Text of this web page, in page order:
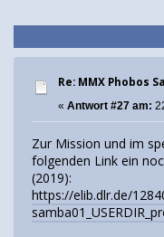
Re: MMX Phobos
« Antwort #27 am:
Zur Mission und im
folgenden Link ein
(2019):
https://elib.dlr.de/